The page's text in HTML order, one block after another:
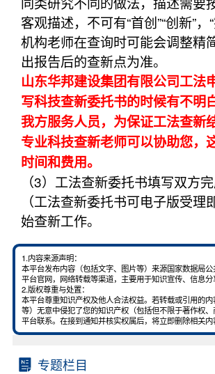
客观描述，不可有“首创”“创新”，“
机构老师在查询时可能会调整精
出报告后的查新点为准。
山东华邦建设集团有限公司工法
写科技查新委托书的时候有不明
我方服务人员，为保证工法查新
专业科技查新老师可以协助您，
时间和费用。
（3）工法查新委托书填写双方
（工法查新委托书可电子版受理
始查新工作。
1.内容来源声明：
本平台发布内容（包括文字、图片等）来源国家数据局
平台官网，网络转载等渠道，主要用于知识宣传、信息分
2.版权尊重与处置：
本平台尊重知识产权及他人合法权益。若转载或引用的
等）无意中侵犯了您的知识产权（包括但不限于著作权
平台联系。在接到通知并核实权属后，将立即删除相关内
专题栏目